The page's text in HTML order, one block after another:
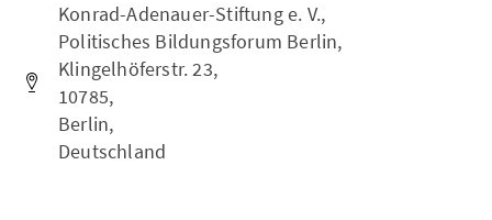
Konrad-Adenauer-Stiftung e. V.,
Politisches Bildungsforum Berlin,
Klingelhöferstr. 23,
10785,
Berlin,
Deutschland